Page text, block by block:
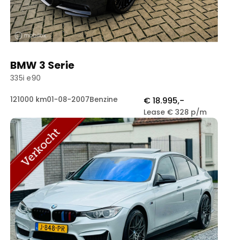
BMW 3 Serie
335i e90
121000 km01-08-2007Benzine € 18.995,-
Lease € 328 p/m